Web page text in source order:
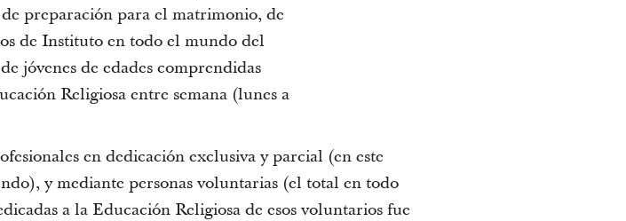
preparación para el matrimonio, de
de Instituto en todo el mundo del
jóvenes de edades comprendidas
Religiosa entre semana (lunes a
en dedicación exclusiva y parcial (en este
y mediante personas voluntarias (el total en todo
a la Educación Religiosa de esos voluntarios fue